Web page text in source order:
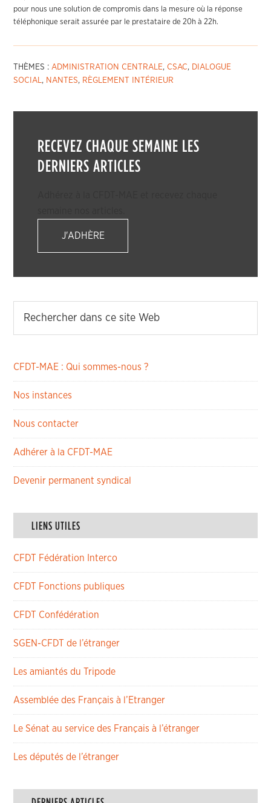
pour nous une solution de compromis dans la mesure où la réponse
téléphonique serait assurée par le prestataire de 20h à 22h.
THÈMES :ADMINISTRATION CENTRALE,CSAC, DIALOGUE
SOCIAL, NANTES, RÈGLEMENT INTÉRIEUR
RECEVEZ CHAQUE SEMAINE LES
DERNIERS ARTICLES
J'ADHÈRE
CFDT-MAE : Qui sommes-nous ?
Nos instances
Nous contacter
Adhérer à la CFDT-MAE
Devenir permanent syndical
LIENS UTILES
CFDT Fédération Interco
CFDT Fonctions publiques
CFDT Confédération
SGEN-CFDT de l’étranger
Les amiantés du Tripode
Assemblée des Français à l’Etranger
Le Sénat au service des Français à l’étranger
Les députés de l’étranger